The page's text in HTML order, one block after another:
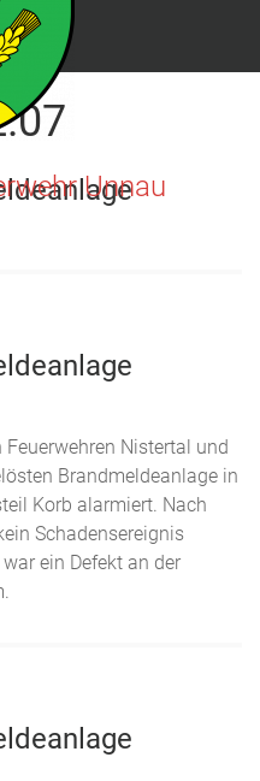
Unnau
Nistertal und
Brandmeldeanlage in
Korb alarmiert. Nach
Schadensereignis
ein Defekt an der